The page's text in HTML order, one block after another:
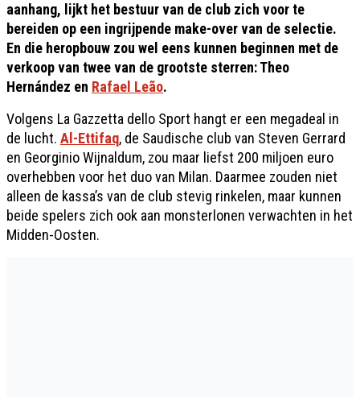
aanhang, lijkt het bestuur van de club zich voor te
bereiden op een ingrijpende make-over van de selectie.
En die heropbouw zou wel eens kunnen beginnen met de
verkoop van twee van de grootste sterren: Theo
Hernández en Rafael Leão.
Volgens La Gazzetta dello Sport hangt er een megadeal in
de lucht. Al-Ettifaq, de Saudische club van Steven Gerrard
en Georginio Wijnaldum, zou maar liefst 200 miljoen euro
overhebben voor het duo van Milan. Daarmee zouden niet
alleen de kassa’s van de club stevig rinkelen, maar kunnen
beide spelers zich ook aan monsterlonen verwachten in het
Midden-Oosten.